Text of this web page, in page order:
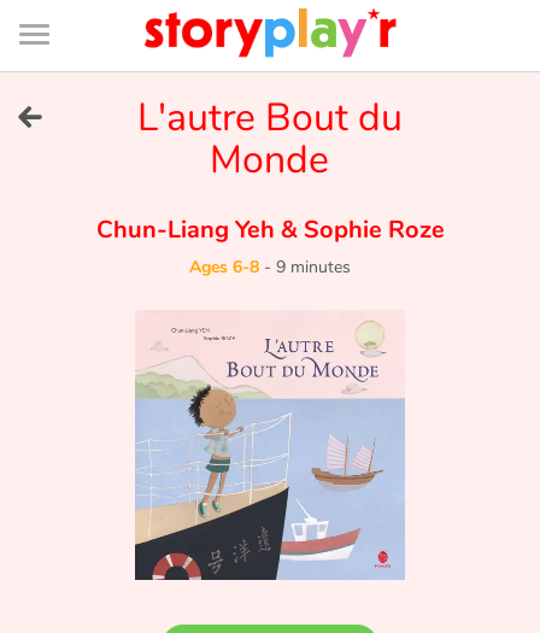
Connexion
Bibliothèque
de
page
Try for free
Tales and classics in french
Fable, myth, literature and poetry
L'autre Bout du
Monde
Chun-Liang Yeh &Sophie Roze
Ages 6-8 - 9 minutes